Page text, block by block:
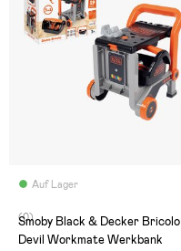
Auf Lager
(0)
Smoby Black & Decker Bricolo
Devil Workmate Werkbank